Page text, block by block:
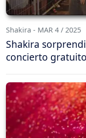
Shakira - MAR 4 / 2025
Shakira
concierto